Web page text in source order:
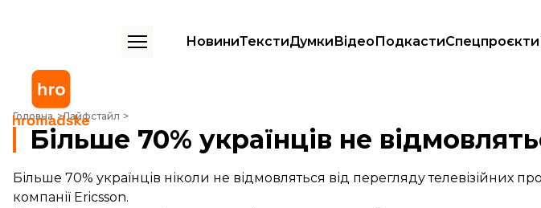
НовиниТекстиДумкиВідеоПодкастиСпецпроєкти
Головна Лайфстайл
Більше 70% українців не відмовляться від перегляду ТБ
Більше 70% українців не
Більше 70% українців ніколи не відмовляться від перегляду телевізійних
компанії Ericsson.